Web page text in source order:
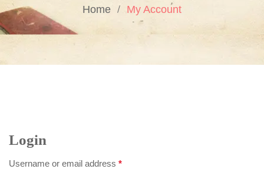
Home My Account
Login
Username or email address *